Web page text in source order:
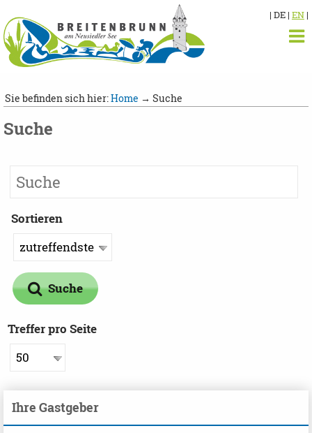
| DE | EN|
Sie befinden sich hier:Home → Suche
Suche
Sortieren
Suche
Treffer pro Seite
Ihre Gastgeber